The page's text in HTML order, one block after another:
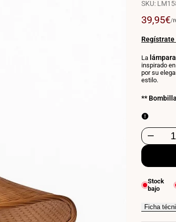
SKU:
Precio
venta
39,95€/
La
inspirado
por su
estilo.
**
Disminuir
Lámpara
colgante
Stock
bajo
Ficha